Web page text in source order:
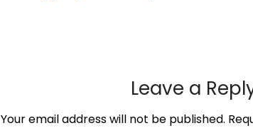
Leave a
Your email address will not be published.